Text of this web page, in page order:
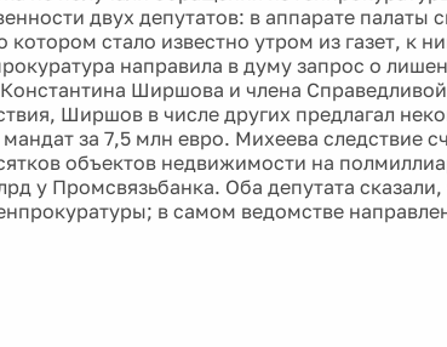
двух депутатов: в аппарате палаты
котором стало известно утром из газет, к
направила в думу запрос о
Ширшова и члена
Ширшов в числе других предлагал
за 7,5 млн евро. Михеева следствие
объектов недвижимости на
у Промсвязьбанка. Оба депутата
в самом ведомстве